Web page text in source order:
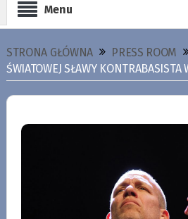
Menu
STRONA GŁÓWNA PRESS ROOM
ŚWIATOWEJ SŁAWY KONTRABASISTA